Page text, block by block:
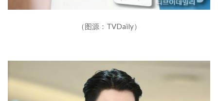
（图源：TVDaily）